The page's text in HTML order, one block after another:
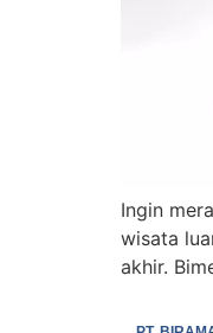
Ingin
wisata
akhir.